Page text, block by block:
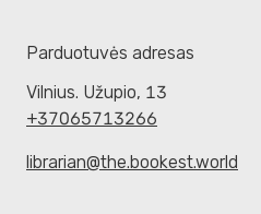
Parduotuvės adresas
Vilnius. Užupio, 13
+37065713266
librarian@the.bookest.world